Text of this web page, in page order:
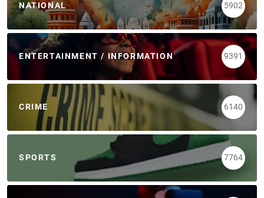
NATIONAL 5902
ENTERTAINMENT / INFORMATION 9391
CRIME 6140
SPORTS 7764